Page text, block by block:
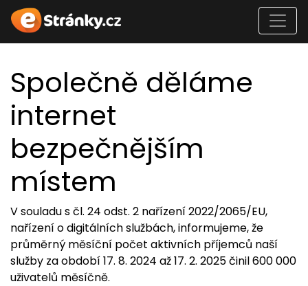
Společně děláme
internet
bezpečnějším
místem
V souladu s čl. 24 odst. 2 nařízení 2022/2065/EU,
nařízení o digitálních službách, informujeme, že
průměrný měsíční počet aktivních příjemců naší
služby za období 17. 8. 2024 až 17. 2. 2025 činil 600 000
uživatelů měsíčně.